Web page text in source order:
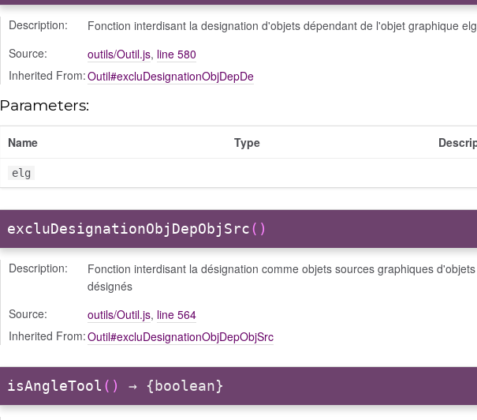
Description:
Fonction interdisant la designation d'objets dépendant de l'objet graphique elg
Source:
outils/Outil.js, line 580
Inherited From:Outil#excluDesignationObjDepDe
Parameters:
Name Type
elg
excluDesignationObjDepObjSrc()
Description:
Fonction interdisant la désignation comme objets sources graphiques
désignés
Source:
outils/Outil.js, line 564
Inherited From:Outil#excluDesignationObjDepObjSrc
isAngleTool () → {boolean}